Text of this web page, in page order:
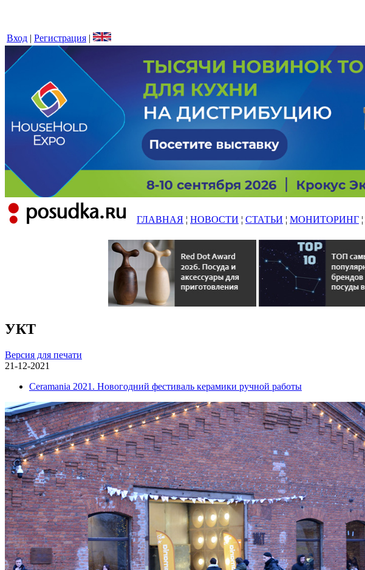
Вход | Регистрация |
ГЛАВНАЯ ¦ НОВОСТИ ¦ СТАТЬИ ¦ МОНИТОРИНГ ¦
УКТ
Версия для печати
21-12-2021
Ceramania 2021. Новогодний фестиваль керамики ручной работы